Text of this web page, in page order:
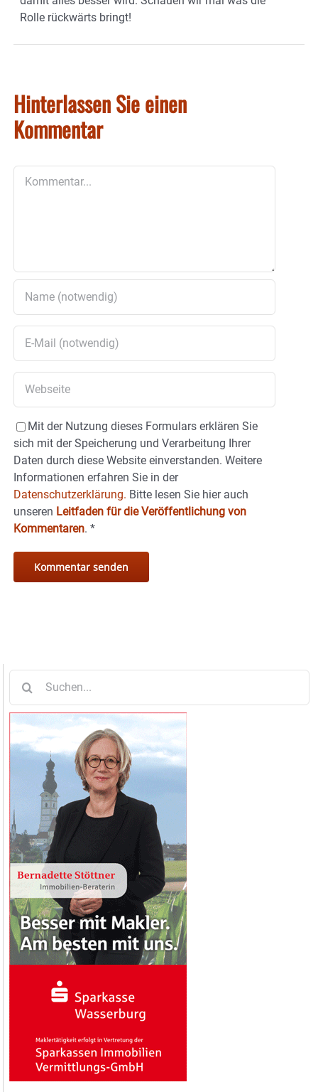
Rolle rückwärts bringt!
Hinterlassen Sie einen
Kommentar
Mit der Nutzung dieses Formulars erklären Sie
sich mit der Speicherung und Verarbeitung Ihrer
Daten durch diese Website einverstanden. Weitere
Informationen erfahren Sie in der
Datenschutzerklärung. Bitte lesen Sie hier auch
unseren Leitfaden für die Veröffentlichung von
Kommentaren. *
nach: